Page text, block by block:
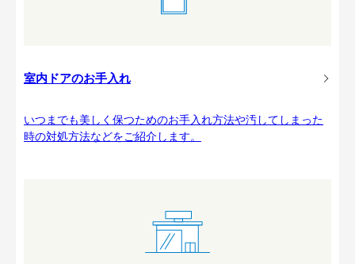
室内ドアのお手入れ
いつまでも美しく保つためのお手入れ方法や汚してしまった
時の対処方法などをご紹介します。